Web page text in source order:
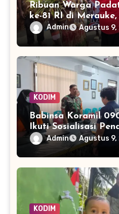
Ribuan Warga
ke-81 RI di Merauke,
Tampilkan
Admin Agustus 9,
KODIM
Babinsa Koramil
Ikuti Sosialisasi
Kebakaran Hutan
Admin Agustus 9,
KODIM